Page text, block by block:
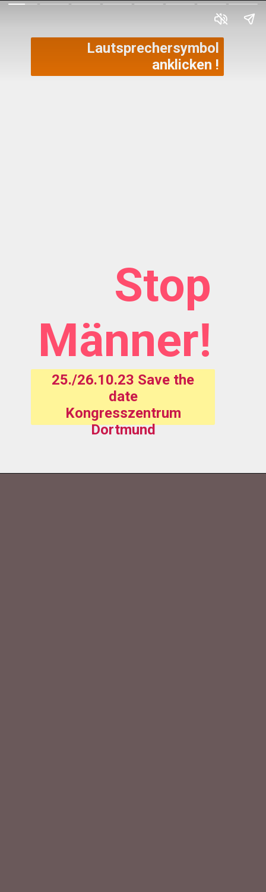
Stop
Männer!
25./26.10.23 Save the
date
Kongresszentrum
Dortmund
Lautsprechersymbol
anklicken !